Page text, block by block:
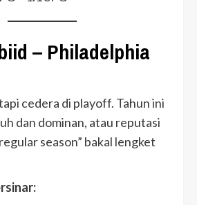
– Philadelphia
cedera di playoff. Tahun ini
dan dominan, atau reputasi
season” bakal lengket